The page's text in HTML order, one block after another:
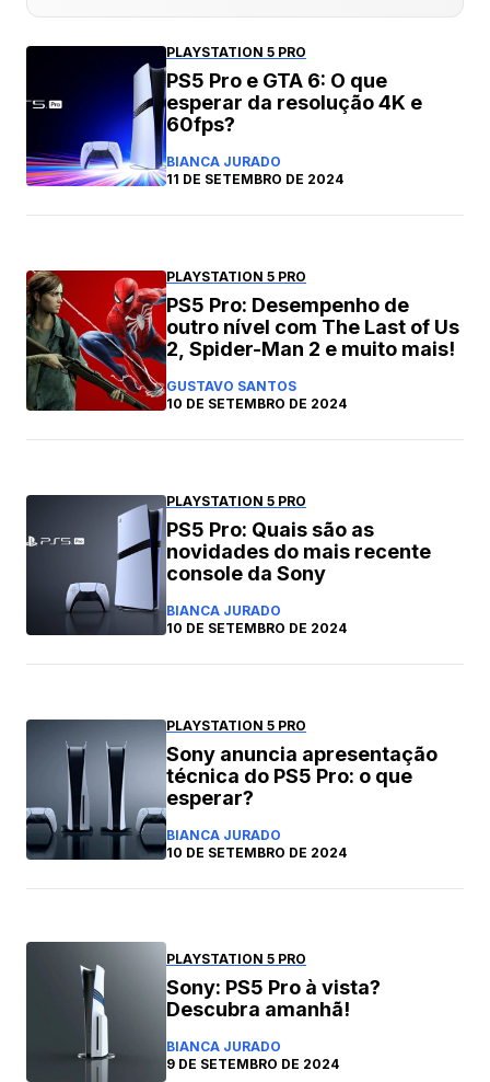
PLAYSTATION 5 PRO
PS5 Pro e GTA 6: O que
esperar da resolução 4K e
60fps?
BIANCA JURADO
11 DE SETEMBRO DE 2024
PLAYSTATION 5 PRO
PS5 Pro: Desempenho de
outro nível com The Last of Us
2, Spider-Man 2 e muito mais!
GUSTAVO SANTOS
10 DE SETEMBRO DE 2024
PLAYSTATION 5 PRO
PS5 Pro: Quais são as
novidades do mais recente
console da Sony
BIANCA JURADO
10 DE SETEMBRO DE 2024
PLAYSTATION 5 PRO
Sony anuncia apresentação
técnica do PS5 Pro: o que
esperar?
BIANCA JURADO
10 DE SETEMBRO DE 2024
PLAYSTATION 5 PRO
Sony: PS5 Pro à vista?
Descubra amanhã!
BIANCA JURADO
9 DE SETEMBRO DE 2024